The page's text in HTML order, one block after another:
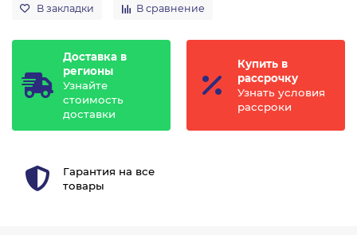
В закладки В сравнение
Доставка в
регионы
Узнайте
стоимость
доставки
Купить в
рассрочку
Узнать условия
рассроки
Гарантия на все
товары